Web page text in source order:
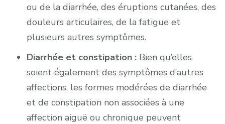
ou de la diarrhée, des éruptions cutanées, des
douleurs articulaires, de la fatigue et
plusieurs autres symptômes.
Diarrhée et constipation : Bien qu’elles
soient également des symptômes d’autres
affections, les formes modérées de diarrhée
et de constipation non associées à une
affection aiguë ou chronique peuvent